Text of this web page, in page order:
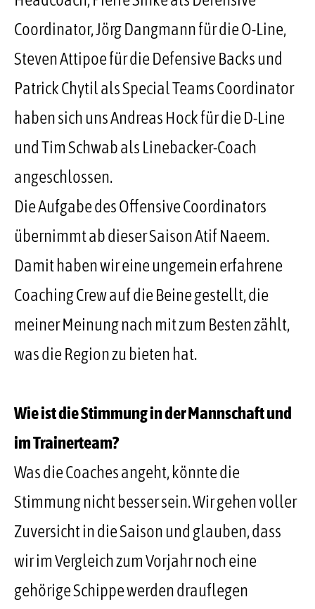
Coordinator, Jörg Dangmann für die O-Line,
Steven Attipoe für die Defensive Backs und
Patrick Chytil als Special Teams Coordinator
haben sich uns Andreas Hock für die D-Line
und Tim Schwab als Linebacker-Coach
angeschlossen.
Die Aufgabe des Offensive Coordinators
übernimmt ab dieser Saison Atif Naeem.
Damit haben wir eine ungemein erfahrene
Coaching Crew auf die Beine gestellt, die
meiner Meinung nach mit zum Besten zählt,
was die Region zu bieten hat.
Wie ist die Stimmung in der Mannschaft und
im Trainerteam?
Was die Coaches angeht, könnte die
Stimmung nicht besser sein. Wir gehen voller
Zuversicht in die Saison und glauben, dass
wir im Vergleich zum Vorjahr noch eine
gehörige Schippe werden drauflegen